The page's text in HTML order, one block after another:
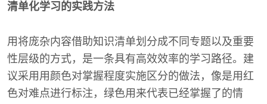
清单化学习的实践方法
用将庞杂内容借助知识清单划分成不同专题以及重要
性层级的方式，是一条具有高效效率的学习路径。建
议采用用颜色对掌握程度实施区分的做法，像是用红
色对难点进行标注，绿色用来代表已经掌握了的情